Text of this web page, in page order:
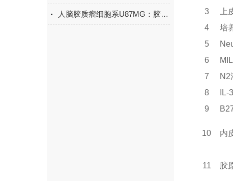
人脑胶质瘤细胞系U87MG：胶质瘤研究“黄金模型”，加速抗癌药物研发
3
4
培
5
6
7
N2
8
IL-3
9
10 内
11 胶